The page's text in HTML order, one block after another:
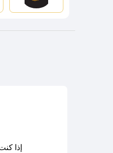
إذا